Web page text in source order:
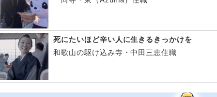
死にたいほど辛い人に生きるきっかけを
和歌山の駆け込み寺・中田三恵住職